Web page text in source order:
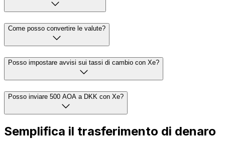
Come posso convertire le valute?
Posso impostare avvisi sui tassi di cambio con Xe?
Posso inviare 500 AOA a DKK con Xe?
Semplifica il trasferimento di denaro